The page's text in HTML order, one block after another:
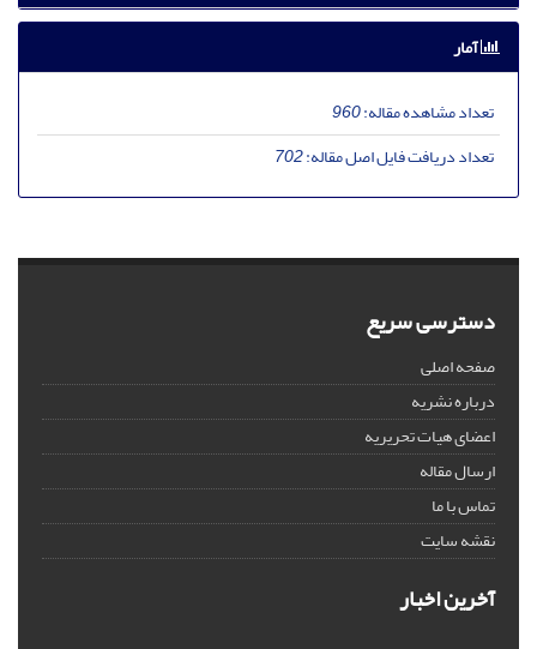
آمار
تعداد مشاهده مقاله:960
تعداد دریافت فایل اصل مقاله:702
دسترسی سریع
صفحه اصلی
درباره نشریه
اعضای هیات تحریریه
ارسال مقاله
تماس با ما
نقشه سایت
آخرین اخبار